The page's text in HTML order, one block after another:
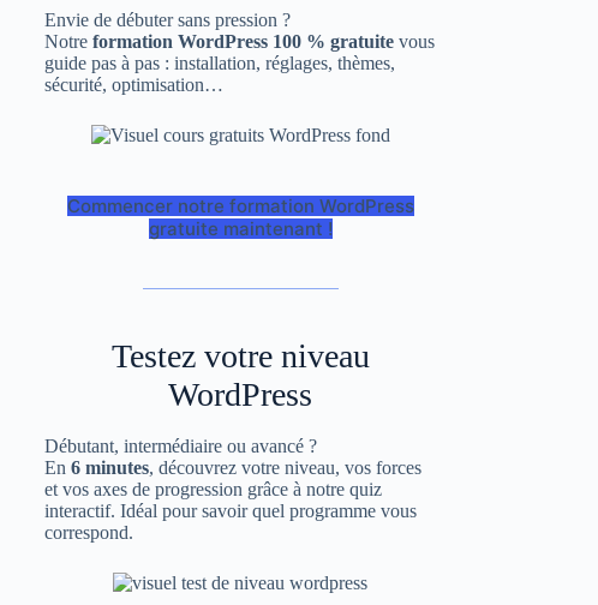
Envie de débuter sans pression ?
Notreformation WordPress 100 % gratuite vous
guide pas à pas : installation, réglages, thèmes,
sécurité, optimisation…
Commencer notre formation WordPress
gratuite maintenant !
Testez votre niveau
WordPress
Débutant, intermédiaire ou avancé ?
En6 minutes, découvrez votre niveau, vos forces
et vos axes de progression grâce à notre quiz
interactif. Idéal pour savoir quel programme vous
correspond.